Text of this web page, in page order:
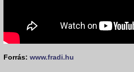
Forrás: www.fradi.hu